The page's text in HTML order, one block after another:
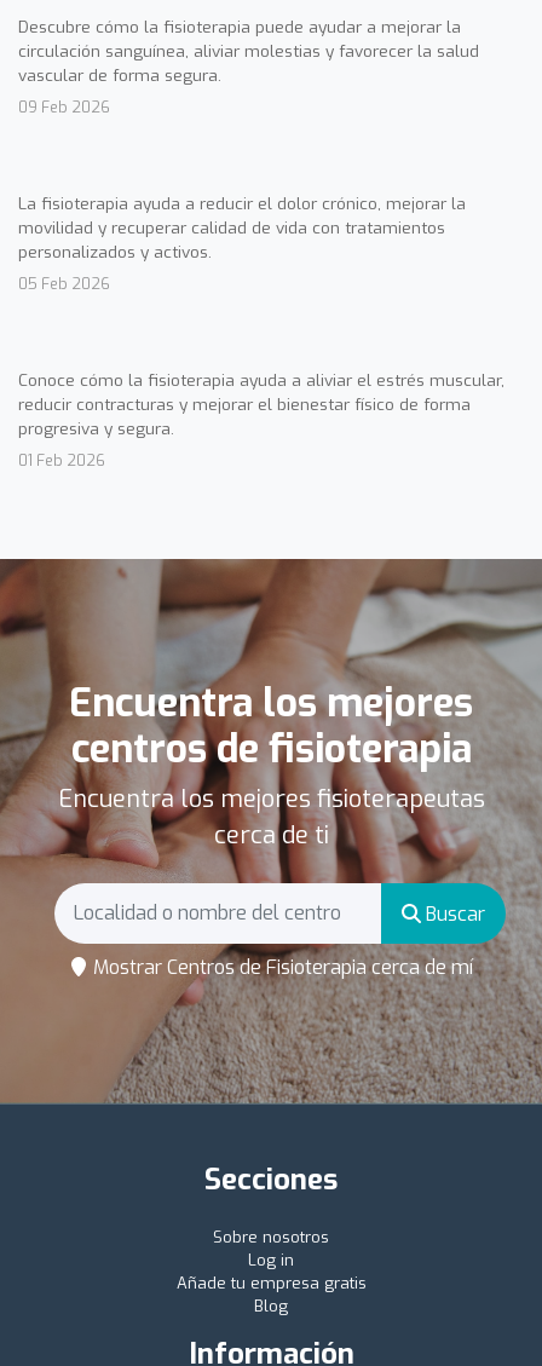
Descubre cómo la fisioterapia puede ayudar a mejorar la
circulación sanguínea, aliviar molestias y favorecer la salud
vascular de forma segura.
09 Feb 2026
La fisioterapia ayuda a reducir el dolor crónico, mejorar la
movilidad y recuperar calidad de vida con tratamientos
personalizados y activos.
05 Feb 2026
Conoce cómo la fisioterapia ayuda a aliviar el estrés muscular,
reducir contracturas y mejorar el bienestar físico de forma
progresiva y segura.
01 Feb 2026
Encuentra los mejores
centros de fisioterapia
Encuentra los mejores fisioterapeutas
cerca de ti
Buscar
Mostrar Centros de Fisioterapia cerca de mí
Secciones
Sobre nosotros
Log in
Añade tu empresa gratis
Blog
Información